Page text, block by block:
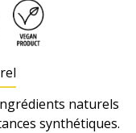
naturels
synthétiques.